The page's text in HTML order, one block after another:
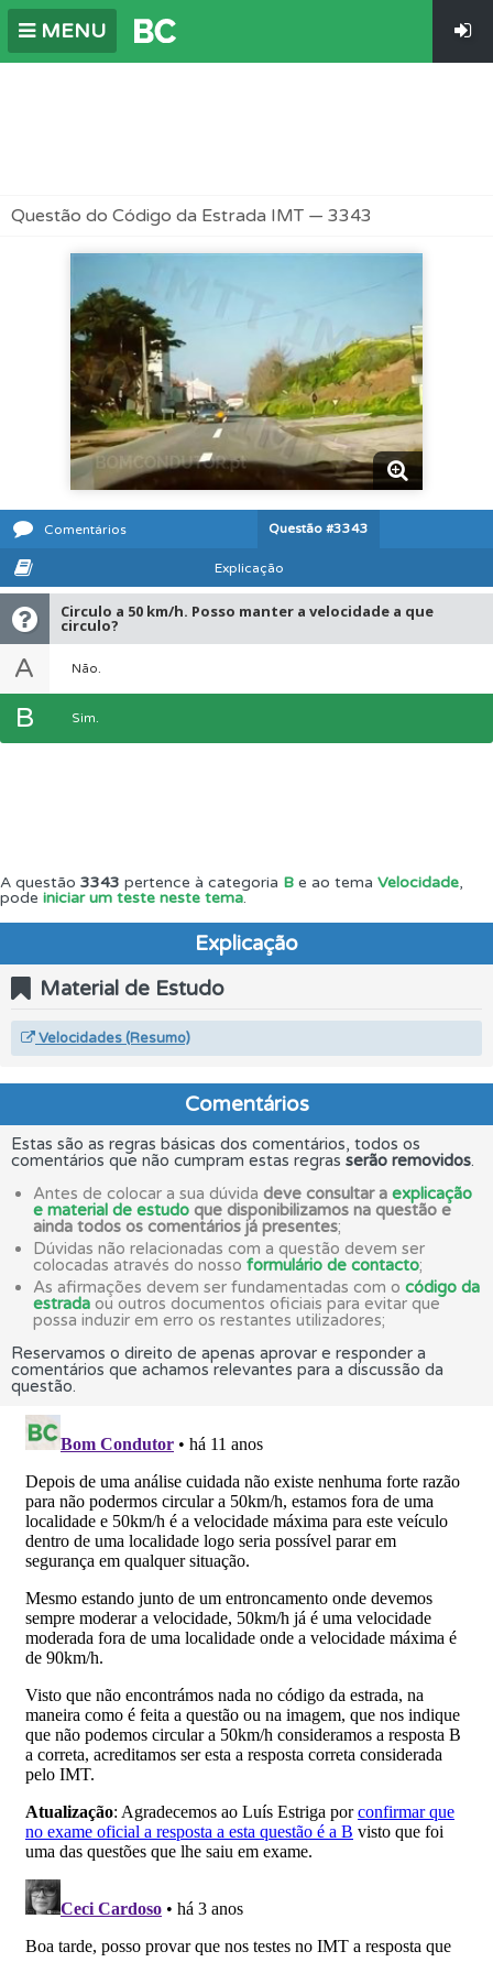
MENU
Questão do Código da Estrada IMT — 3343
Comentários Questão #3343
Explicação
Circulo a 50 km/h. Posso manter a velocidade a que
circulo?
A Não.
B Sim.
A questão 3343 pertence à categoria B e ao tema Velocidade,
pode iniciar um teste neste tema.
Explicação
Material de Estudo
Velocidades (Resumo)
Comentários
Estas são as regras básicas dos comentários, todos os
comentários que não cumpram estas regras serão removidos.
Antes de colocar a sua dúvida deve consultar a explicação
e material de estudo que disponibilizamos na questão e
ainda todos os comentários já presentes;
Dúvidas não relacionadas com a questão devem ser
colocadas através do nosso formulário de contacto;
As afirmações devem ser fundamentadas com o código da
estrada ou outros documentos oficiais para evitar que
possa induzir em erro os restantes utilizadores;
Reservamos o direito de apenas aprovar e responder a
comentários que achamos relevantes para a discussão da
questão.